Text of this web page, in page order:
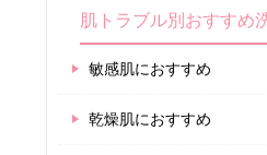
肌トラブル別おすすめ
敏感肌におすすめ
乾燥肌におすすめ